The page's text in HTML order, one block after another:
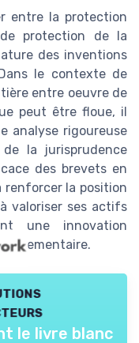
entre la protection
protection de la
des inventions
le contexte de
entre oeuvre de
peut être floue, il
analyse rigoureuse
la jurisprudence
des brevets en
la position
valoriser ses actifs
une innovation
réglementaire.
le livre blanc